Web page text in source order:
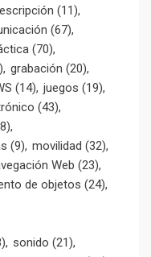
(11)
(67)
(70)
grabación (20)
(14) juegos (19)
(43)
(9) movilidad (32)
Web (23)
de objetos (24)
sonido (21)